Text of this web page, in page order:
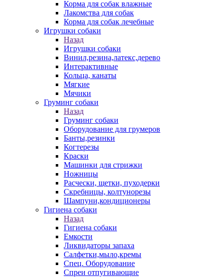
Корма для собак влажные
Лакомства для собак
Корма для собак лечебные
Игрушки собаки
Назад
Игрушки собаки
Винил,резина,латекс,дерево
Интерактивные
Кольца, канаты
Мягкие
Мячики
Груминг собаки
Назад
Груминг собаки
Оборудование для грумеров
Банты,резинки
Когтерезы
Краски
Машинки для стрижки
Ножницы
Расчески, щетки, пуходерки
Скребницы, колтунорезы
Шампуни,кондиционеры
Гигиена собаки
Назад
Гигиена собаки
Емкости
Ликвидаторы запаха
Салфетки,мыло,кремы
Спец. Оборудование
Спреи отпугивающие